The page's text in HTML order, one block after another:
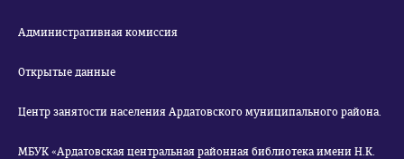
Административная комиссия
Открытые данные
Центр занятости населения Ардатовского муниципального района.
МБУК «Ардатовская центральная районная библиотека имени Н.К.